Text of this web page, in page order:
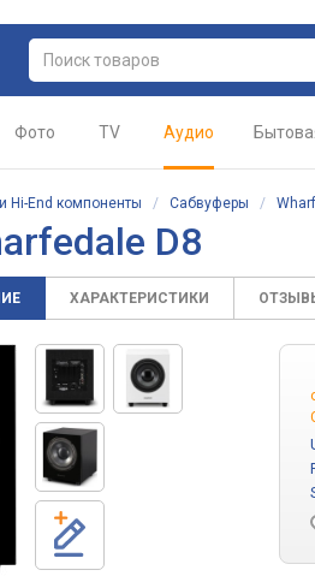
Фото TV Аудио
и Hi-End компоненты / Сабвуферы /
D8
ХАРАКТЕРИСТИКИ